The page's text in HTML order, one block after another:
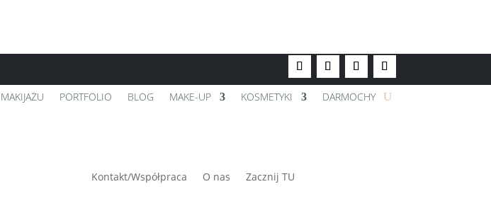
PORTFOLIO BLOG MAKE-UP KOSMETYKI DARMOCHY
Kontakt/Współpraca O nas Zacznij TU